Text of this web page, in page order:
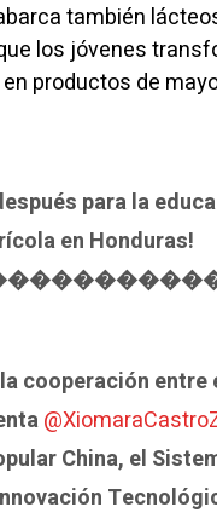
también
los jóvenes
productos de
para la
en Honduras!
cooperación entre
China, el